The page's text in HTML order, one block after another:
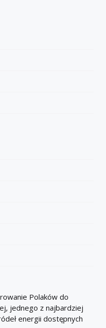
Polaków do
jednego z najbardziej
energii dostępnych